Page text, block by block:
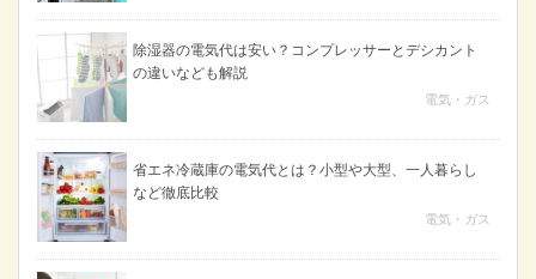
除湿器の電気代は安い？コンプレッサーとデシカント
の違いなども解説
電気・ガス
省エネ冷蔵庫の電気代とは？小型や大型、一人暮らし
など徹底比較
電気・ガス